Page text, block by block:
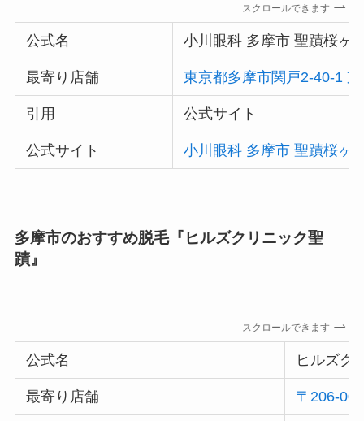
スクロールできます
公式名 小川眼科 多摩市 聖蹟桜ヶ
最寄り店舗 東京都多摩市関戸2-40-1
引用 公式サイト
公式サイト 小川眼科 多摩市 聖蹟桜ヶ
多摩市のおすすめ脱毛『ヒルズクリニック聖
蹟』
スクロールできます
公式名 ヒルズク
最寄り店舗 〒206-